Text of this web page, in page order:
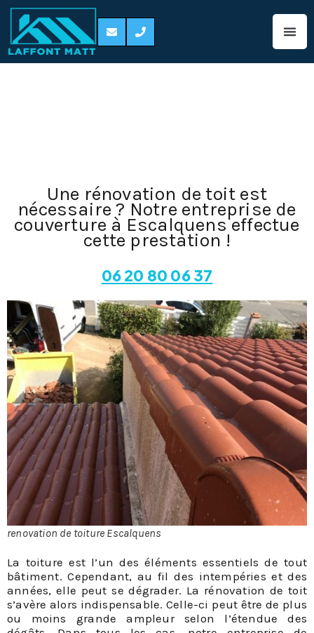
Une rénovation de toit est
nécessaire ? Notre entreprise de
couverture à Escalquens effectue
cette prestation !
06 20 80 06 37
renovation de toiture Escalquens
La toiture est l’un des éléments essentiels de tout
bâtiment. Cependant, au fil des intempéries et des
années, elle peut se dégrader. La rénovation de toit
s’avère alors indispensable. Celle-ci peut être de plus
ou moins grande ampleur selon l’étendue des